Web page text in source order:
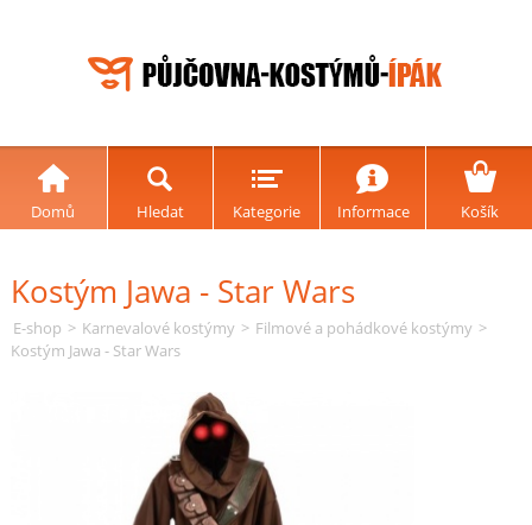
Domů Hledat Kategorie Informace Košík
Kostým Jawa - Star Wars
E-shop > Karnevalové kostýmy > Filmové a pohádkové kostýmy >
Kostým Jawa - Star Wars